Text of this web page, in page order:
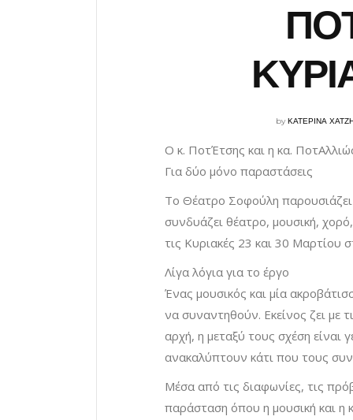
byΚΑΤΕΡΙΝΑ
Ο κ. ΠοτΈτσης και η κα.
Για δύο μόνο παραστάσεις
Το Θέατρο Σοφούλη
συνδυάζει θέατρο, μουσική,
τις Κυριακές 23 και 30 Μαρτίου
Λίγα λόγια για το έργο
Ένας μουσικός και μία
να συναντηθούν. Εκείνος ζει με
αρχή, η μεταξύ τους σχέση είναι
ανακαλύπτουν κάτι που τους
Μέσα από τις διαφωνίες, τις
παράσταση όπου η μουσική και η